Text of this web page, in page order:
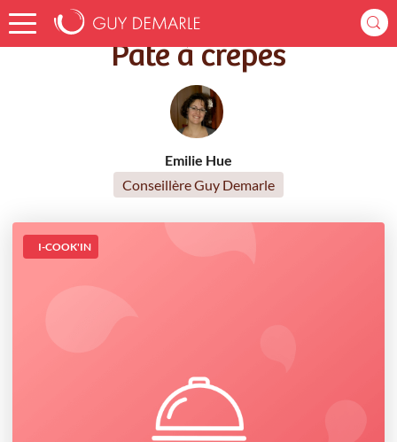
Accueil Recettes Pâte à crêpes
Pâte à crêpes
Emilie Hue
Conseillère Guy Demarle
I-COOK'IN